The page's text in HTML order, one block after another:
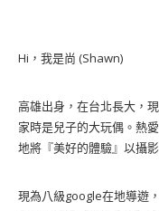
Hi，我是尚 (Shawn)
高雄出身，在台北長大，
家時是兒子的大玩偶。熱
地將『美好的體驗』以攝
現為八級google在地導遊